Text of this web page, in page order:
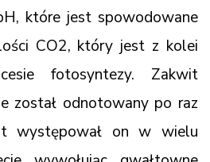
które jest spowodowane
CO2, który jest z kolei
fotosyntezy. Zakwit
został odnotowany po raz
występował on w wielu